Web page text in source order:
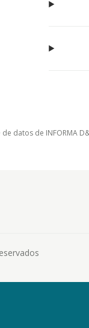
datos de INFORMA